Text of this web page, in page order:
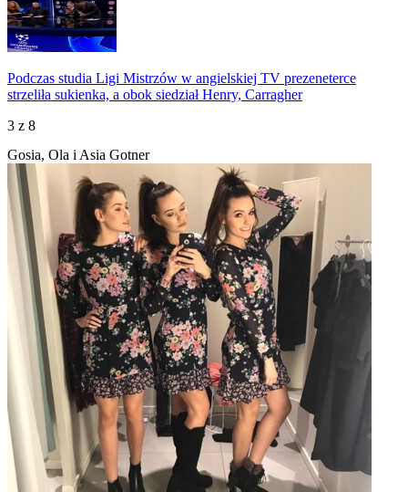
Podczas studia Ligi Mistrzów w angielskiej TV prezeneterce
strzeliła sukienka, a obok siedział Henry, Carragher
3 z 8
Gosia, Ola i Asia Gotner